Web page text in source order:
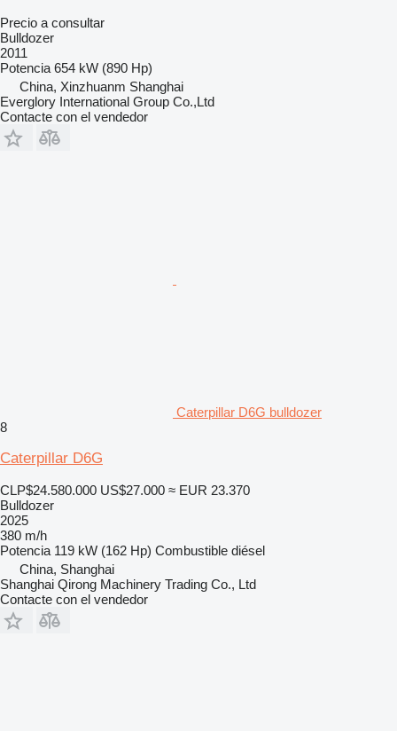
Precio a consultar
Bulldozer
2011
Potencia 654 kW (890 Hp)
China, Xinzhuanm Shanghai
Everglory International Group Co.,Ltd
Contacte con el vendedor
Caterpillar D6G bulldozer
8
Caterpillar D6G
CLP$24.580.000 US$27.000 ≈ EUR 23.370
Bulldozer
2025
380 m/h
Potencia 119 kW (162 Hp) Combustible diésel
China, Shanghai
Shanghai Qirong Machinery Trading Co., Ltd
Contacte con el vendedor